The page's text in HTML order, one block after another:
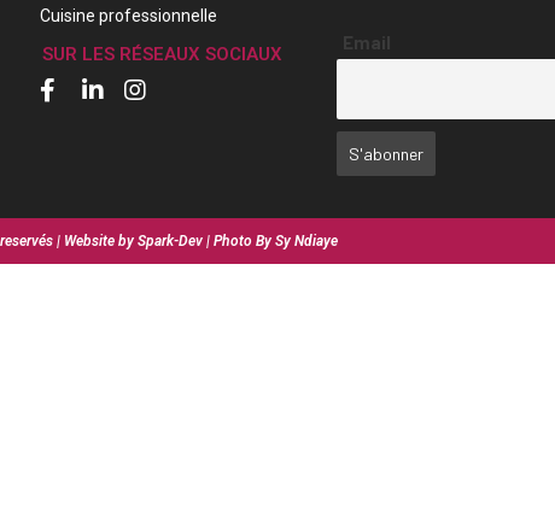
Cuisine professionnelle
SUR LES RÉSEAUX SOCIAUX
Email
| Website by Spark-Dev | Photo By Sy Ndiaye